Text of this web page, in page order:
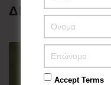
ΔΗΜΟΦΙΛΗ
Accept Terms